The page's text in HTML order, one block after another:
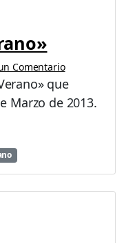
Comentario
que
Marzo de 2013.